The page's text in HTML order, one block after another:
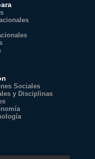
Sociales
y Disciplinas